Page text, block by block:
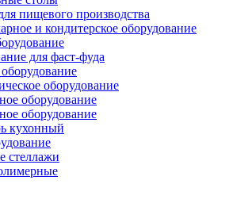
пищевого производства
и кондитерское оборудование
для фаст-фуда
оборудование
оборудование
оборудование
кухонный
стеллажи